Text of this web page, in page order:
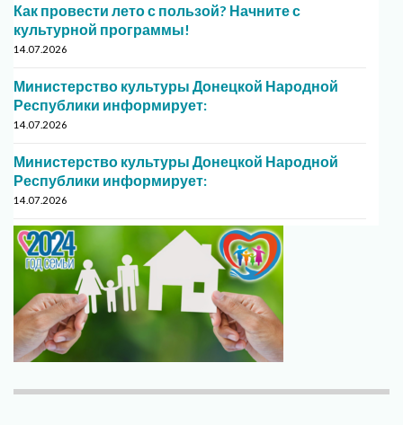
Как провести лето с пользой? Начните с
культурной программы!
14.07.2026
Министерство культуры Донецкой Народной
Республики информирует:
14.07.2026
Министерство культуры Донецкой Народной
Республики информирует:
14.07.2026